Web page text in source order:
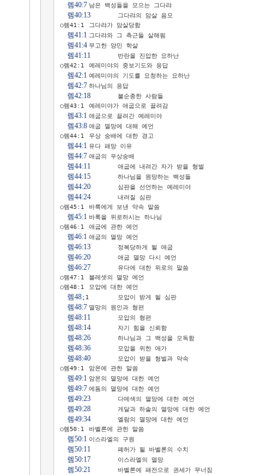
렘40:7
렘40:13
	그다랴의 암살 음모
○렘41:1	그다랴가 암살당함
렘41:1
렘41:4
	무고한 양민 학살
렘41:11
○렘42:1	예레미야의 중보기도와 응답
렘42:1
렘42:7
렘42:18
	불순종한 사람들
○렘43:1	예레미야가 애굽으로 끌려감
렘43:1
렘43:8
	애굽 멸망에 대해 예언
○렘44:1	우상 숭배에 대한 경고
렘44:1
렘44:7
렘44:11
렘44:15
	하나님을 원망하는 백성들
렘44:20
	심판을 선언하는 예레미야
렘44:24
	내려질 심판
○렘45:1	바룩에게 보낸 약속 말씀
렘45:1
○렘46:1	애굽에 관한 예언
렘46:1
렘46:13
	정복당하게 될 애굽
렘46:20
	애굽 멸망 다시 예언
렘46:27
○렘47:1	블레셋의 멸망 예언
○렘48:1	모압에 대한 예언
렘48;1	모압이 받게 될 심판
렘48:7
렘48:11
렘48:14
	자기 힘을 신뢰함
렘48:26
	하나님과 그 백성을 모독함
렘48:36
	모압을 위한 애가
렘48:40
	모압이 받을 형벌과 약속
○렘49:1	암몬에 관한 말씀
렘49:1
렘49:7
렘49:23
	다메섹의 멸망에 대한 예언
렘49:28
	게달과 하솔의 멸망에 대한 예언
렘49:34
	엘람의 멸망에 대한 예언
○렘50:1	바벨론에 관한 말씀
렘50:1
렘50:11
렘50:17
렘50:21